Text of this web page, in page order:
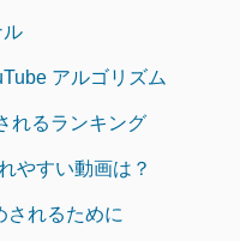
アルゴリズム
れるランキング
やすい動画は？
されるために